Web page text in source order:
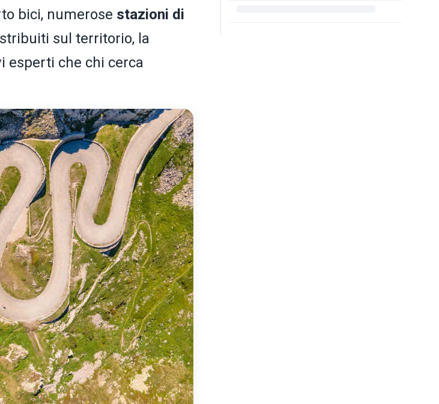
bici, numerose stazioni di
sul territorio, la
esperti che chi cerca